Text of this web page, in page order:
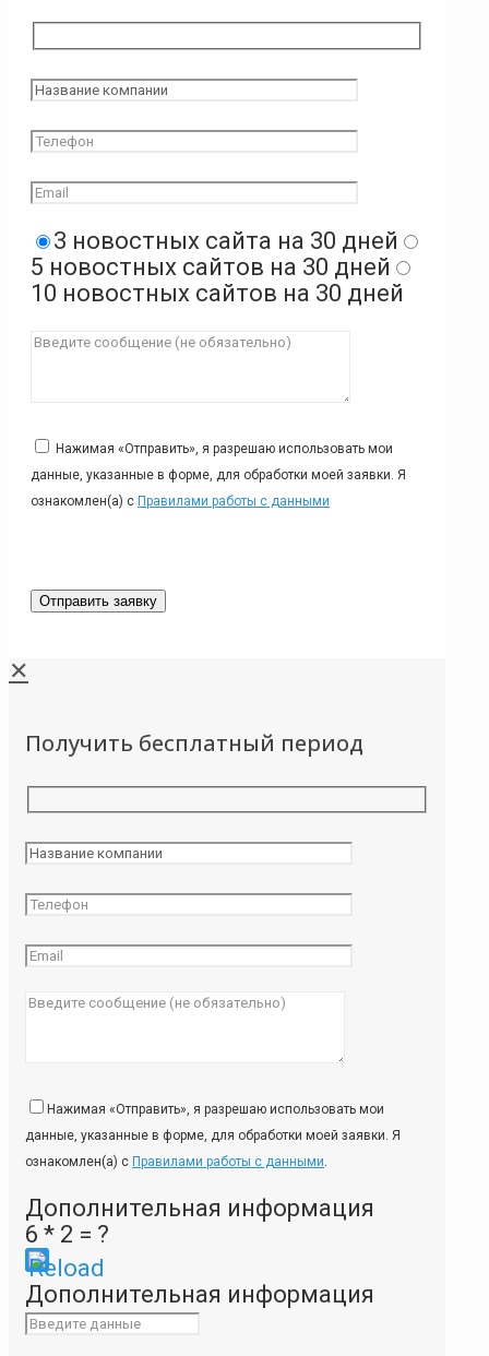
3 новостных сайта на 30 дней
5 новостных сайтов на 30 дней
10 новостных сайтов на 30 дней
Нажимая «Отправить», я разрешаю использовать мои
данные, указанные в форме, для обработки моей заявки. Я
ознакомлен(а) с Правилами работы с данными
✕
Получить бесплатный период
Нажимая «Отправить», я разрешаю использовать мои
данные, указанные в форме, для обработки моей заявки. Я
ознакомлен(а) с Правилами работы с данными.
Дополнительная информация
6 * 2 = ?
Please
enter
Дополнительная информация